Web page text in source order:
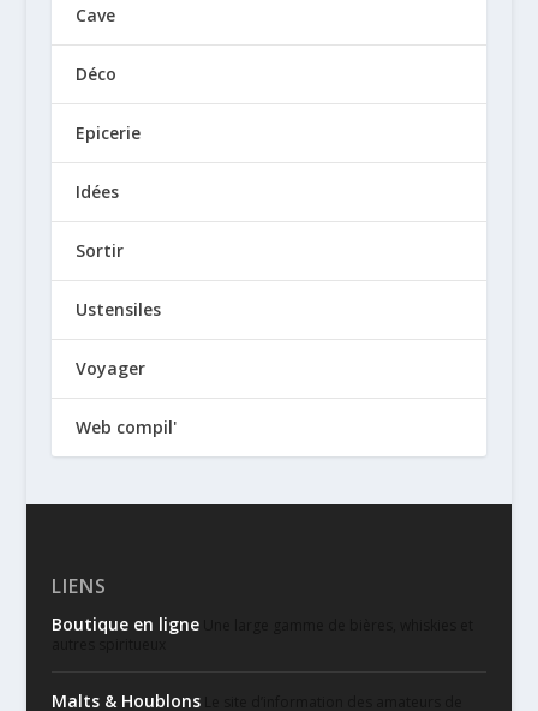
Cave
Déco
Epicerie
Idées
Sortir
Ustensiles
Voyager
Web compil'
LIENS
Boutique en ligneUne large gamme de bières, whiskies et
Malts & HoublonsLe site d’information des amateurs de